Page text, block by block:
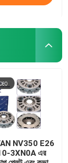
NV350 E26
3XN0A এর